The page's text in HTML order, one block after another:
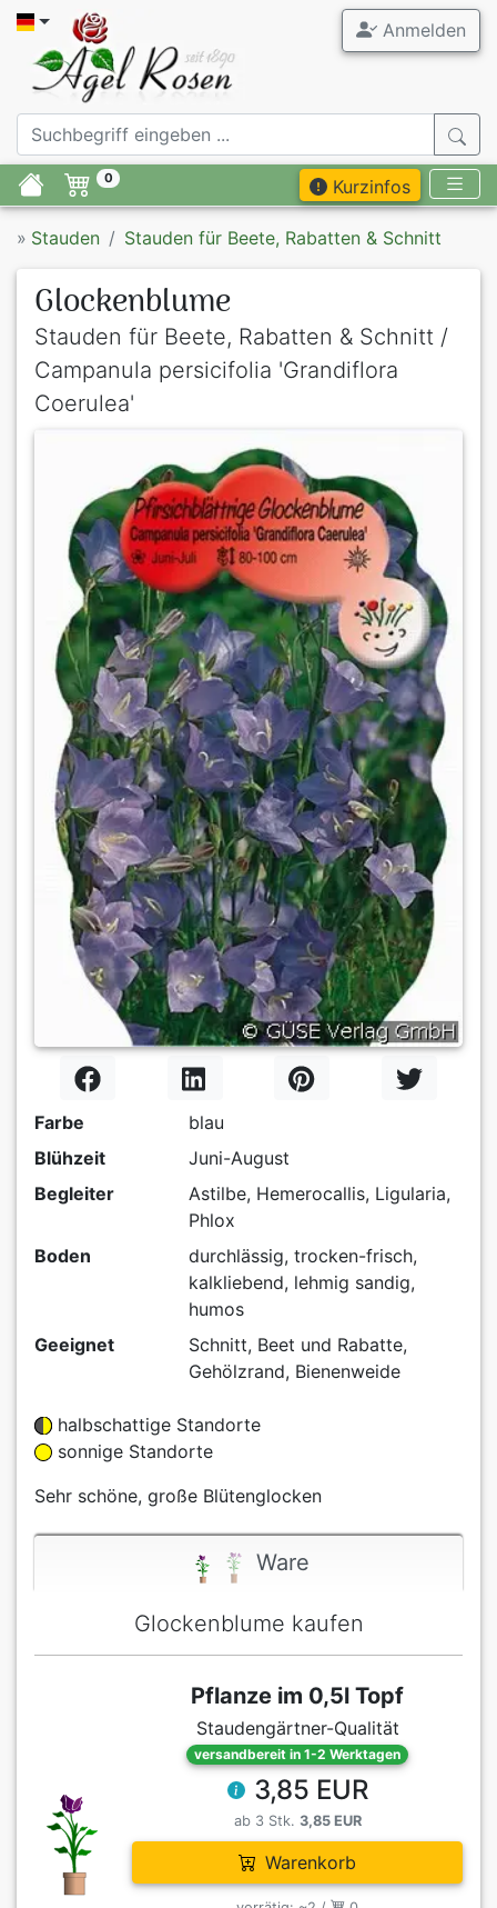
Anmelden
0 Kurzinfos
» Stauden Stauden für Beete, Rabatten & Schnitt
Glockenblume
Stauden für Beete, Rabatten & Schnitt /
Campanula persicifolia 'Grandiflora
Coerulea'
Farbe
blau
Blühzeit
Juni-August
Begleiter
Astilbe, Hemerocallis, Ligularia,
Phlox
Boden
durchlässig, trocken-frisch,
kalkliebend, lehmig sandig,
humos
Geeignet
Schnitt, Beet und Rabatte,
Gehölzrand, Bienenweide
halbschattige Standorte
sonnige Standorte
Sehr schöne, große Blütenglocken
Ware
Glockenblume kaufen
Pflanze im 0,5l Topf
Staudengärtner-Qualität
versandbereit in 1-2 Werktagen
3,85 EUR
ab 3 Stk. 3,85 EUR
Warenkorb